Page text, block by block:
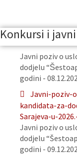
Konkursi i
Javni poziv o
dodjelu
godini -
Javni-poziv-
kandidata-za-
Sarajeva-u-
Javni poziv o
dodjelu
godini -